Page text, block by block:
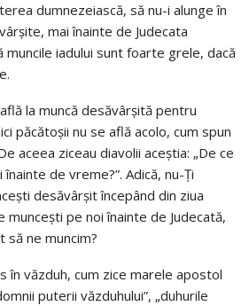
dumnezeiască, să nu-i alunge în
mai înainte de Judecata
muncile iadului sunt foarte grele, dacă
la muncă desăvârşită pentru
păcătoşii nu se află acolo, cum spun
aceea ziceau diavolii aceştia: „De ce
de vreme?”. Adică, nu-Ţi
desăvârşit începând din ziua
munceşti pe noi înainte de Judecată,
să ne muncim?
în văzduh, cum zice marele apostol
puterii văzduhului”, „duhurile